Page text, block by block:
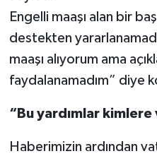
Engelli maaşı alan bir
destekten
maaşı alıyorum ama
faydalanamadım” diye
“Bu yardımlar
Haberimizin ardından